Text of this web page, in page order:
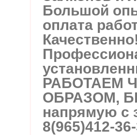
Большой
оплата
РАБОТАЕМ
ОБРАЗОМ,
напрямую с
8(965)412-